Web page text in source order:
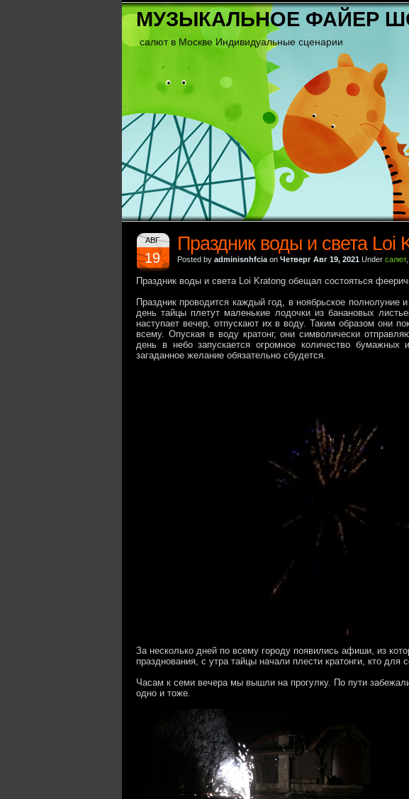
МУЗЫКАЛЬНОЕ ФАЙЕР
салют в Москве Индивидуальные сценарии
АВГ
19
Праздник воды и света Loi
Posted by adminisnhfcia on Четверг Авг 19, 2021 Under салют,
Праздник воды и света Loi Kratong обещал состояться
Праздник проводится каждый год, в ноябрьское полнолуние
день тайцы плетут маленькие лодочки из банановых
наступает вечер, отпускают их в воду. Таким образом они
всему. Опуская в воду кратонг, они символически
день в небо запускается огромное количество
загаданное желание обязательно сбудется.
За несколько дней по всему городу появились афиши, из
празднования, с утра тайцы начали плести кратонги, кто для
Часам к семи вечера мы вышли на прогулку. По пути
одно и тоже.